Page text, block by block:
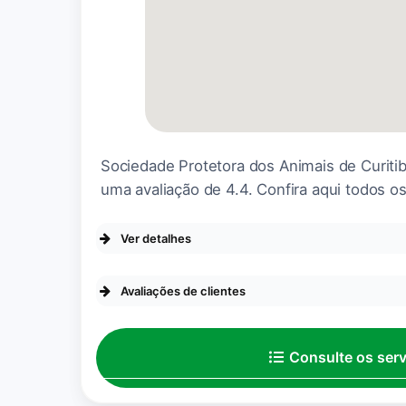
Sociedade Protetora dos Animais de
uma avaliação de 4.4. Confira aqui todos
Ver detalhes
Avaliações de clientes
Sempre sou bem
excepcional e com
Consulte os